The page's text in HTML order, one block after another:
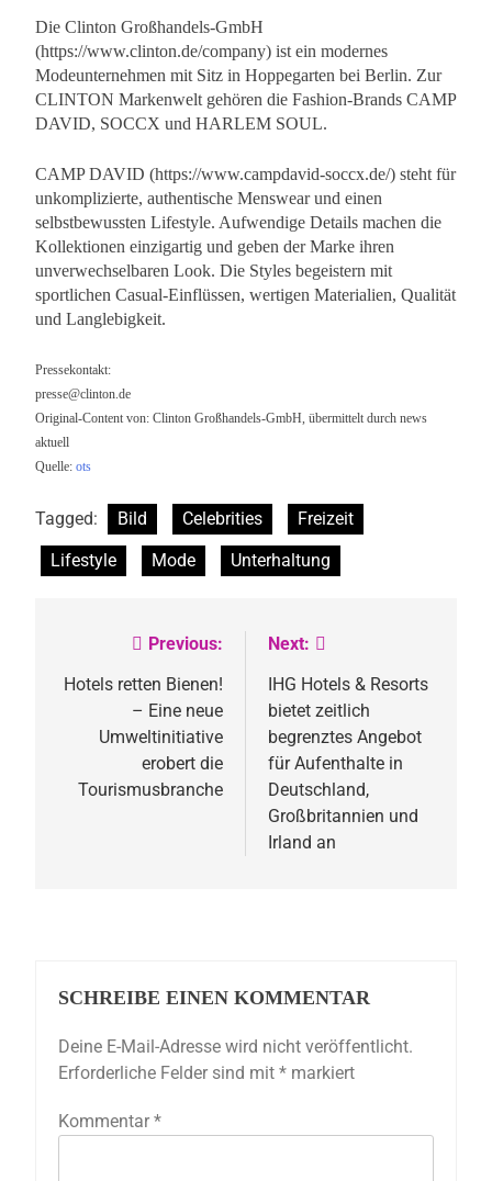
Die Clinton Großhandels-GmbH
(https://www.clinton.de/company) ist ein modernes
Modeunternehmen mit Sitz in Hoppegarten bei Berlin. Zur
CLINTON Markenwelt gehören die Fashion-Brands CAMP
DAVID, SOCCX und HARLEM SOUL.
CAMP DAVID (https://www.campdavid-soccx.de/) steht für
unkomplizierte, authentische Menswear und einen
selbstbewussten Lifestyle. Aufwendige Details machen die
Kollektionen einzigartig und geben der Marke ihren
unverwechselbaren Look. Die Styles begeistern mit
sportlichen Casual-Einflüssen, wertigen Materialien, Qualität
und Langlebigkeit.
Pressekontakt:
presse@clinton.de
Original-Content von: Clinton Großhandels-GmbH, übermittelt durch news
aktuell
Quelle: ots
Tagged: Bild Celebrities
Freizeit
Lifestyle
Mode Unterhaltung
Beitragsnavigation
Previous:
Hotels retten Bienen!
– Eine neue
Umweltinitiative
erobert die
Tourismusbranche
Next:
IHG Hotels & Resorts
bietet zeitlich
begrenztes Angebot
für Aufenthalte in
Deutschland,
Großbritannien und
Irland an
SCHREIBE EINEN KOMMENTAR
Deine E-Mail-Adresse wird nicht veröffentlicht.
Erforderliche Felder sind mit * markiert
Kommentar *